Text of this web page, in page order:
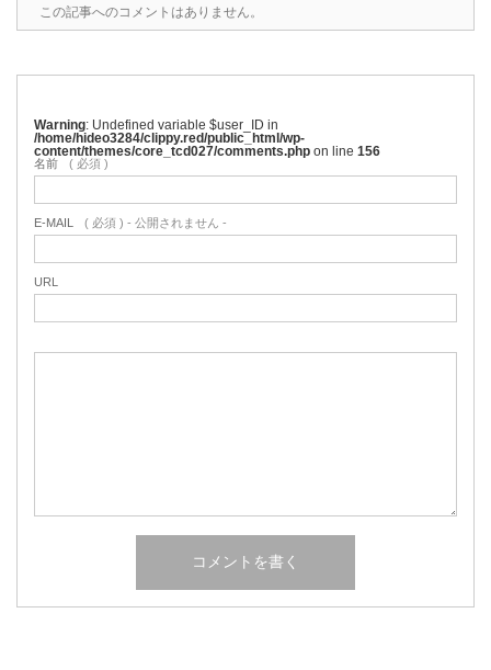
この記事へのコメントはありません。
Warning : Undefined variable $user_ID in
/home/hideo3284/clippy.red/public_html/wp-
content/themes/core_tcd027/comments.php on line 156
名前 ( 必須 )
E-MAIL ( 必須 ) - 公開されません -
URL